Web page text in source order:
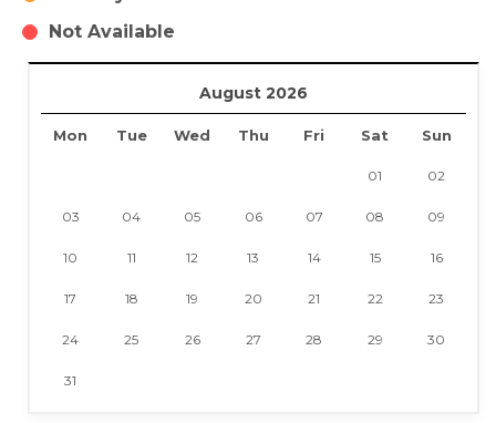
Not Available
August 2026
Mon Tue Wed Thu Fri Sat Sun
01 02
03 04 05 06 07 08 09
10 11 12 13 14 15 16
17 18 19 20 21 22 23
24 25 26 27 28 29 30
31